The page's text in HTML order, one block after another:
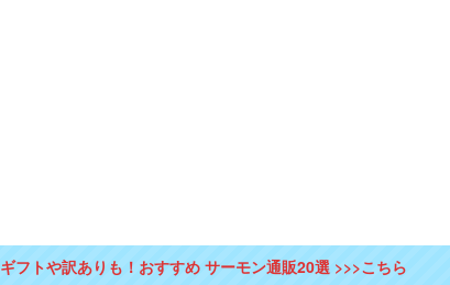
ギフトや訳ありも！おすすめ サーモン通販20選 >>>こちら